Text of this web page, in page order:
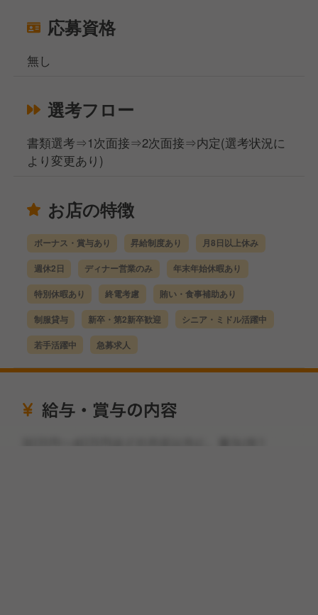
応募資格
無し
選考フロー
書類選考⇒1次面接⇒2次面接⇒内定(選考状況に
より変更あり)
お店の特徴
ボーナス・賞与あり 昇給制度あり 月8日以上休み
週休2日 ディナー営業のみ 年末年始休暇あり
特別休暇あり 終電考慮 賄い・食事補助あり
制服貸与 新卒・第2新卒歓迎 シニア・ミドル活躍中
若手活躍中 急募求人